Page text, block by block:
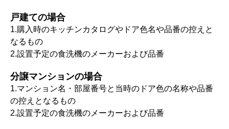
戸建ての場合
1.購入時のキッチンカタログやドア色名や品番の控えと
なるもの
2.設置予定の食洗機のメーカーおよび品番
分譲マンションの場合
1.マンション名・部屋番号と当時のドア色の名称や品番
の控えとなるもの
2.設置予定の食洗機のメーカーおよび品番